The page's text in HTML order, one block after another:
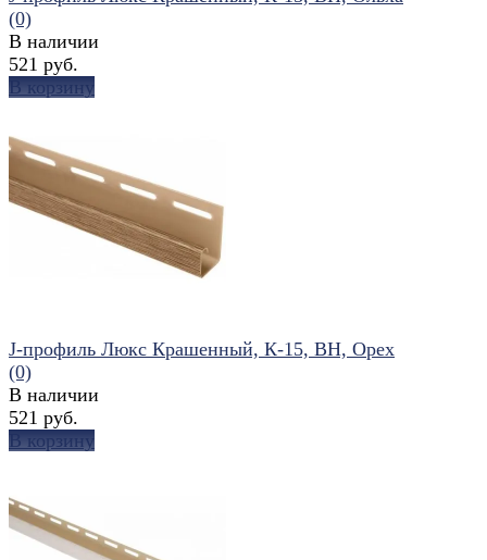
избранное сравнить
(0)
В наличии
521 руб.
В корзину
избранное сравнить
J-профиль Люкс Крашенный, К-15, ВН, Орех
(0)
В наличии
521 руб.
В корзину